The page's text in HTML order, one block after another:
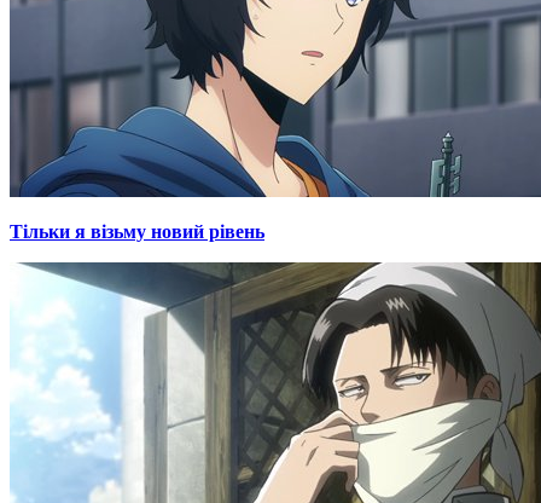
Тільки я візьму новий рівень